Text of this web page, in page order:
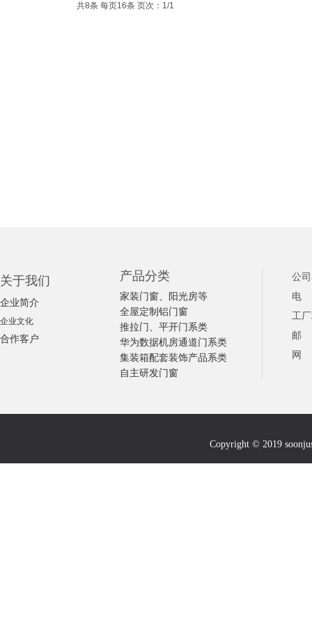
共8条 每页16条 页次：1/1
关于我们
企业简介
企业文化
合作客户
Copyright © 2019
公
电
工
邮
网
产品分类
家装门窗、阳光房等
全屋定制铝门窗
推拉门、平开门系类
华为数据机房通道门系类
集装箱配套装饰产品系类
自主研发门窗